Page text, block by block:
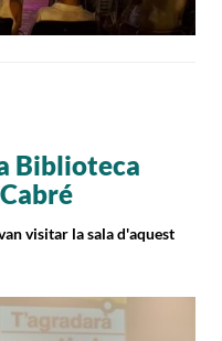
Biblioteca
visitar la sala d'aquest